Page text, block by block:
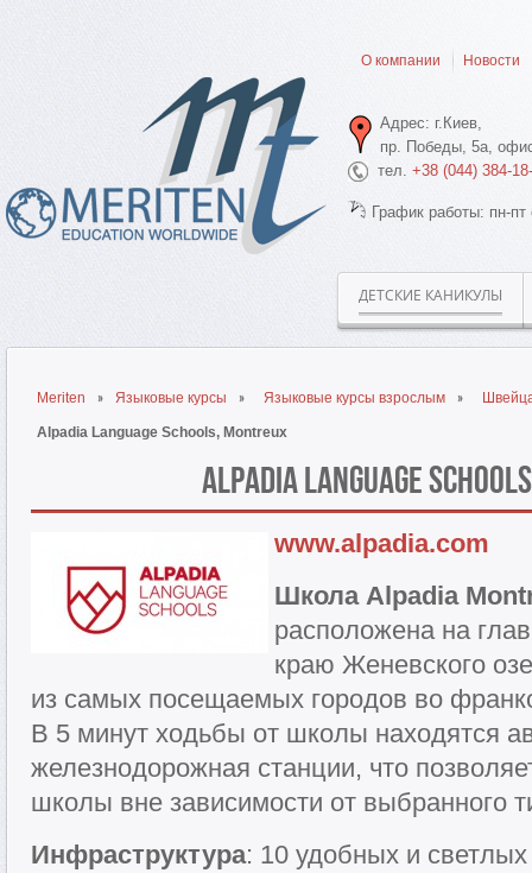
О компании Новости
Адрес: г.Киев,
пр. Победы, 5а,
тел. +38 (044) 384-
График работы: пн-
ДЕТСКИЕ КАНИКУЛЫ
Meriten Языковые курсы Языковые курсы взрослым
Alpadia Language Schools, Montreux
Alpadia Language
www.alpadia.com
Школа Alpadia
расположена на
краю Женевского
из самых посещаемых городов во
В 5 минут ходьбы от школы находятся
железнодорожная станции, что
школы вне зависимости от выбранного
Инфраструктура: 10 удобных и